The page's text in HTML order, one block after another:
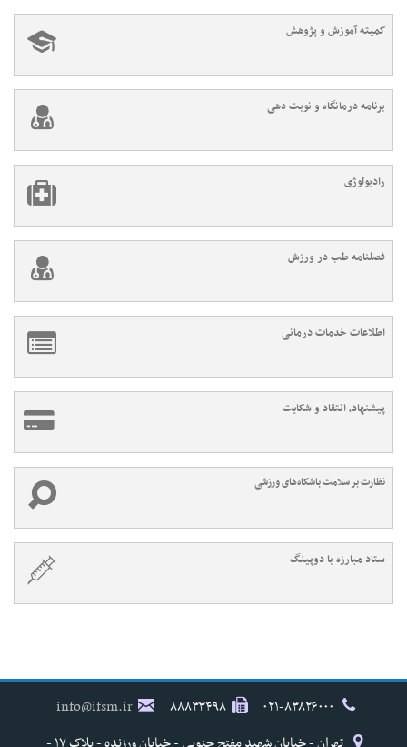
کمیته آموزش و پژوهش
برنامه درمانگاه و نوبت دهی
رادیولوژی
فصلنامه طب در ورزش
اطلاعات خدمات درمانی
پیشنهاد، انتقاد و شکایت
نظارت بر سلامت باشگاه‌های ورزشی
ستاد مبارزه با دوپینگ
۸۸۸۳۳۴۹۸
info@ifsm.ir